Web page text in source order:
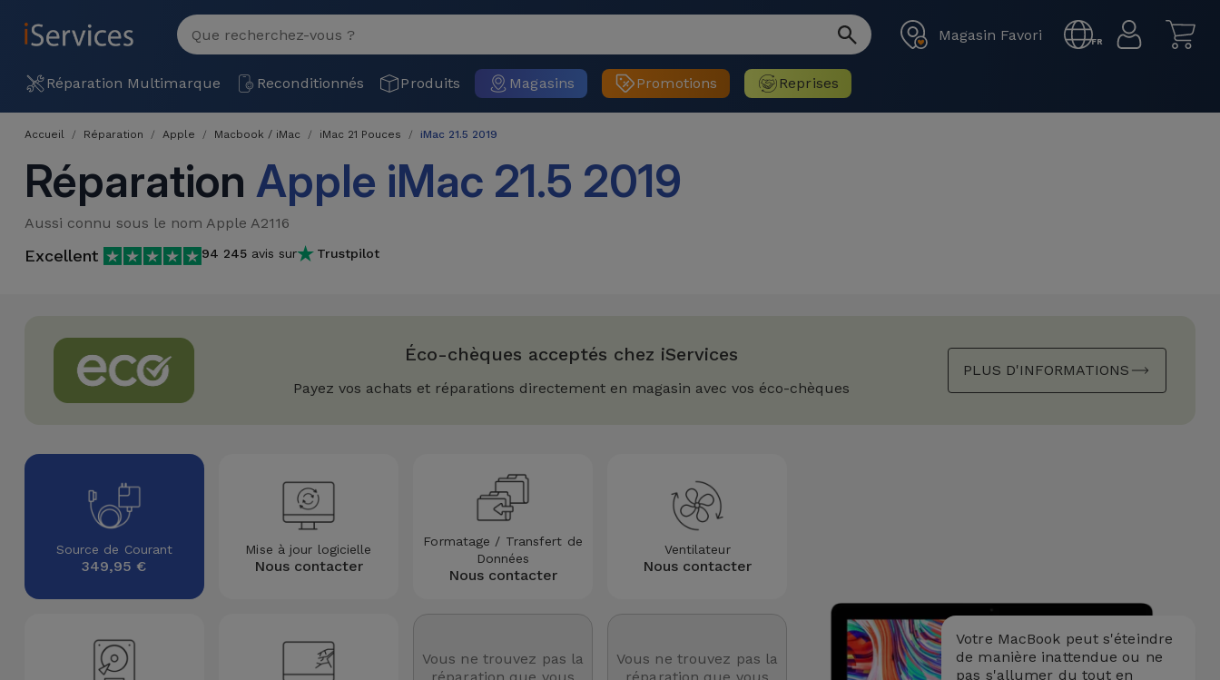
Magasin Favori FR
Réparation Multimarque Reconditionnés Produits Magasins Promotions Reprises
MENU
Réparation
Différentes
Causes de
Pannes
Macbook
Watch
Samsung
Huawei
iPhone
Reconditionnés
iPads
Reconditionnés
Samsungs
Reconditionnés
Reconditionnées
Produits
DJI
Câbles
Protections
Batteries
Externes
Chargeurs
Magasins
Reprises
Voir
Accueil Réparation Apple Macbook / iMac iMac 21 Pouces iMac 21.5 2019
Réparation Apple iMac 21.5 2019
Aussi connu sous le nom Apple A2116
Excellent 94 245avis sur Trustpilot
Éco-chèques acceptés chez iServices
Payez vos achats et réparations directement en magasin avec vos éco-chèques
PLUS D'INFORMATIONS
Source de Courant
349,95 €
Mise à jour logicielle
Nous contacter
Formatage / Transfert de
Données
Nous contacter
Ventilateur
Nous contacter
Vous ne trouvez pas la
Vous ne trouvez pas la
Votre MacBook peut s'éteindre
de manière inattendue ou ne
pas s'allumer du tout en